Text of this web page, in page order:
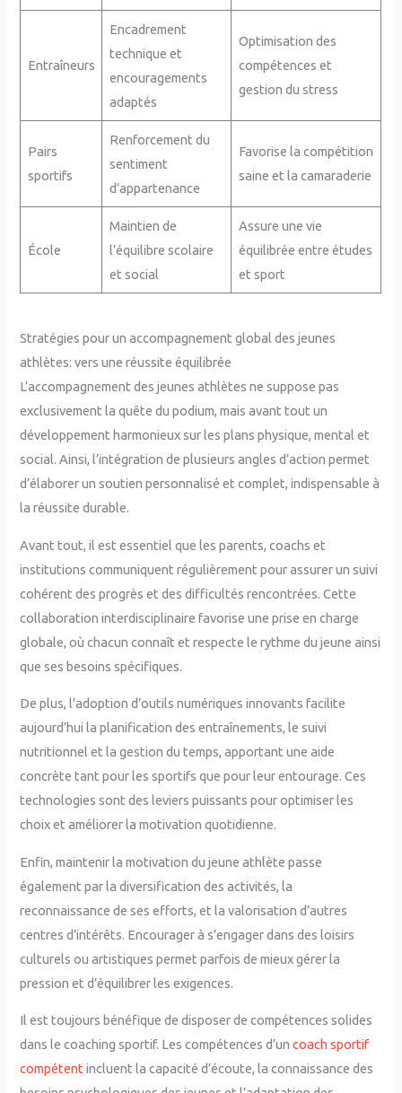
Entraîneurs
Encadrement
technique et
encouragements
adaptés
Optimisation des
compétences et
gestion du stress
Pairs
sportifs
Renforcement du
sentiment
d’appartenance
Favorise la compétition
saine et la camaraderie
École
Maintien de
l’équilibre scolaire
et social
Assure une vie
équilibrée entre études
et sport
Stratégies pour un accompagnement global des jeunes
athlètes: vers une réussite équilibrée
L’accompagnement des jeunes athlètes ne suppose pas
exclusivement la quête du podium, mais avant tout un
développement harmonieux sur les plans physique, mental et
social. Ainsi, l’intégration de plusieurs angles d’action permet
d’élaborer un soutien personnalisé et complet, indispensable à
la réussite durable.
Avant tout, il est essentiel que les parents, coachs et
institutions communiquent régulièrement pour assurer un suivi
cohérent des progrès et des difficultés rencontrées. Cette
collaboration interdisciplinaire favorise une prise en charge
globale, où chacun connaît et respecte le rythme du jeune ainsi
que ses besoins spécifiques.
De plus, l’adoption d’outils numériques innovants facilite
aujourd’hui la planification des entraînements, le suivi
nutritionnel et la gestion du temps, apportant une aide
concrète tant pour les sportifs que pour leur entourage. Ces
technologies sont des leviers puissants pour optimiser les
choix et améliorer la motivation quotidienne.
Enfin, maintenir la motivation du jeune athlète passe
également par la diversification des activités, la
reconnaissance de ses efforts, et la valorisation d’autres
centres d’intérêts. Encourager à s’engager dans des loisirs
culturels ou artistiques permet parfois de mieux gérer la
pression et d’équilibrer les exigences.
Il est toujours bénéfique de disposer de compétences solides
dans le coaching sportif. Les compétences d’uncoach sportif
compétent incluent la capacité d’écoute, la connaissance des